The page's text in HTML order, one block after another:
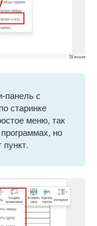
панель с
старинке
меню, так
но